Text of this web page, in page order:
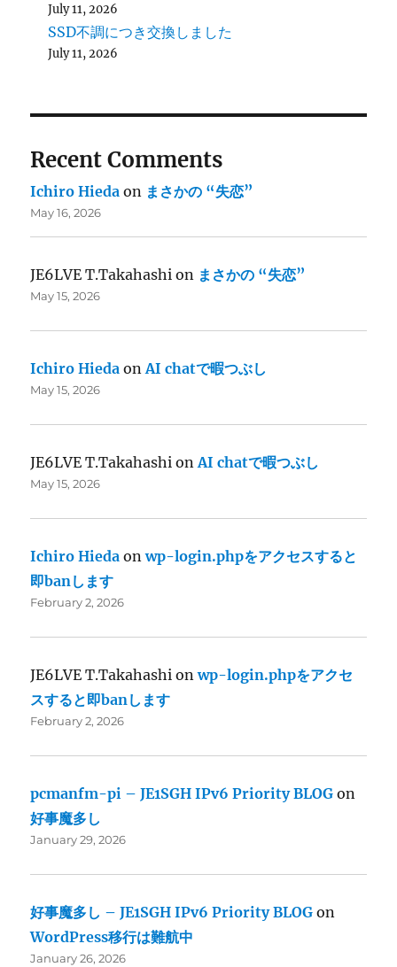
July 11, 2026
SSD不調につき交換しました
July 11, 2026
Recent Comments
Ichiro Hieda on まさかの “失恋”
May 16, 2026
JE6LVE T.Takahashi on まさかの “失恋”
May 15, 2026
Ichiro Hieda onAI chatで暇つぶし
May 15, 2026
JE6LVE T.Takahashi onAI chatで暇つぶし
May 15, 2026
Ichiro Hieda onwp-login.phpをアクセスすると
即banします
February 2, 2026
JE6LVE T.Takahashi onwp-login.phpをアクセ
スすると即banします
February 2, 2026
pcmanfm-pi – JE1SGH IPv6 Priority BLOG on
好事魔多し
January 29, 2026
好事魔多し – JE1SGH IPv6 Priority BLOG on
WordPress移行は難航中
January 26, 2026